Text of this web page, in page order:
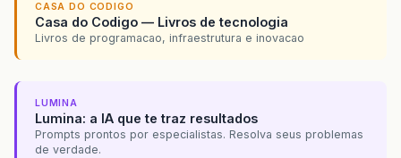
CASA DO CODIGO
Casa do Codigo — Livros de tecnologia
Livros de programacao, infraestrutura e inovacao
LUMINA
Lumina: a IA que te traz resultados
Prompts prontos por especialistas. Resolva seus problemas
de verdade.